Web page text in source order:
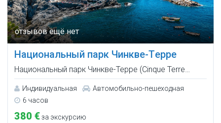
Национальный парк Чинкве-Tерре
Национальный парк Чинкве-Терре (Cinque Terre…
Индивидуальная
Автомобильно-пешеходная
6 часов
380 €за экскурсию